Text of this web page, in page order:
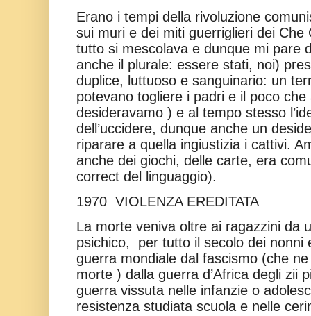
Erano i tempi della rivoluzione
sui muri e dei miti guerriglieri dei
tutto si mescolava e dunque mi pare
anche il plurale: essere stati, noi)
duplice, luttuoso e sanguinario: un
potevano togliere i padri e il poco
desideravamo ) e al tempo stesso
dell’uccidere, dunque anche un
riparare a quella ingiustizia i cattivi.
anche dei giochi, delle carte, era
correct del linguaggio).
1970 VIOLENZA EREDITATA
La morte veniva oltre ai ragazzini da
psichico,
per tutto il secolo dei nonni
guerra mondiale dal fascismo (che
morte ) dalla guerra d’Africa degli zii
guerra vissuta nelle infanzie o
resistenza studiata scuola e nelle